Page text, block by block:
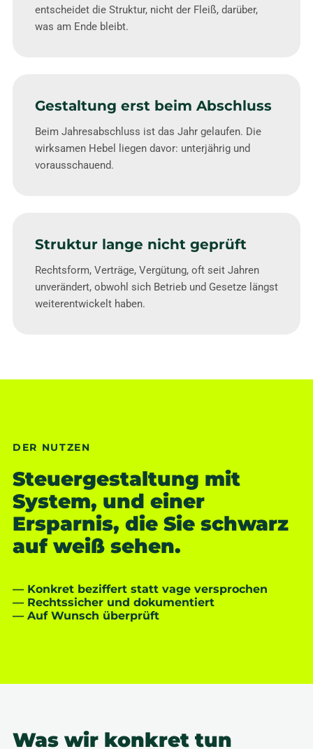
entscheidet die Struktur, nicht der Fleiß, darüber,
was am Ende bleibt.
Gestaltung erst beim Abschluss
Beim Jahresabschluss ist das Jahr gelaufen. Die
wirksamen Hebel liegen davor: unterjährig und
vorausschauend.
Struktur lange nicht geprüft
Rechtsform, Verträge, Vergütung, oft seit Jahren
unverändert, obwohl sich Betrieb und Gesetze längst
weiterentwickelt haben.
DER NUTZEN
Steuergestaltung mit
System, und einer
Ersparnis, die Sie schwarz
auf weiß sehen.
— Konkret beziffert statt vage versprochen
— Rechtssicher und dokumentiert
— Auf Wunsch überprüft
Was wir konkret tun